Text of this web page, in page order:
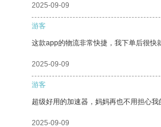
2025-09-09
游客
这款app的物流非常快捷，我下单后很快
2025-09-09
游客
超级好用的加速器，妈妈再也不用担心我
2025-09-09